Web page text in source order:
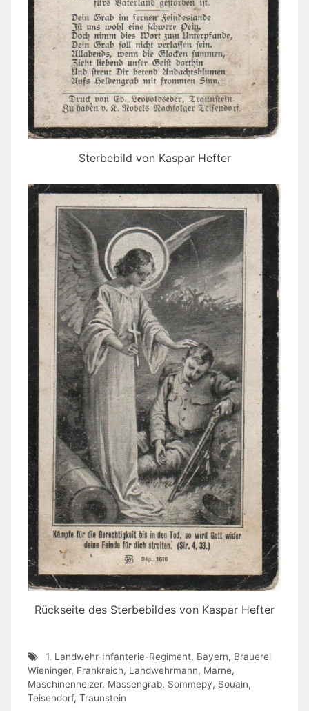
Sterbebild von Kaspar Hefter
Rückseite des Sterbebildes von Kaspar Hefter
1. Landwehr-Infanterie-Regiment, Bayern, Brauerei
Wieninger, Frankreich, Landwehrmann, Marne,
Maschinenheizer, Massengrab, Sommepy, Souain,
Teisendorf, Traunstein